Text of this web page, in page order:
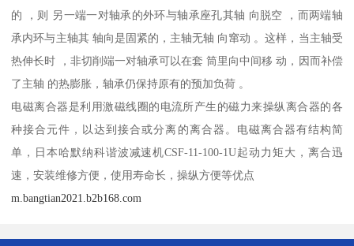
的 ，则 另一端一对轴承的外环与轴承座孔其轴 向脱空 ，而两端轴
承内环与主轴其 轴向是固紧的，主轴无轴 向窜动 。这样，当主轴受
热伸长时 ，非切削端一对轴承可以在套 筒里向中间移 动，因而补偿
了主轴 的热膨胀，轴承仍保持原有的预加负荷 。
电磁离合器是利用激磁线圈的电流所产生的磁力来操纵离合器的各
种接合元件，以达到接合或分离的离合器。电磁离合器有结构简
单，日本哈默纳科谐波减速机CSF-11-100-1U起动力矩大，离合迅
速，安装维修方便，使用寿命长，操纵方便等优点
m.bangtian2021.b2b168.com